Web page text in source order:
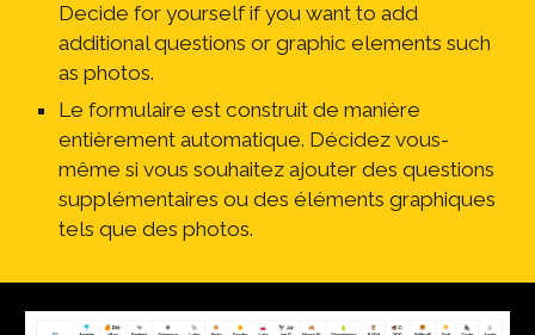
Decide for yourself if you want to add
additional questions or graphic elements such
as photos.
Le formulaire est construit de manière
entièrement automatique. Décidez vous-
même si vous souhaitez ajouter des questions
supplémentaires ou des éléments graphiques
tels que des photos.